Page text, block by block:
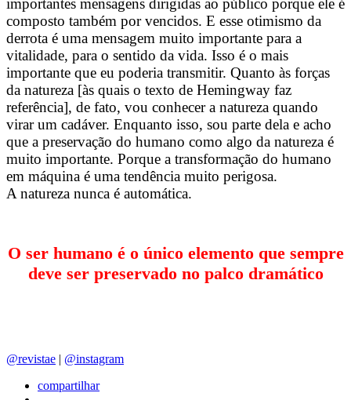
composto também por vencidos. E esse otimismo da
derrota é uma mensagem muito importante para a
vitalidade, para o sentido da vida. Isso é o mais
importante que eu poderia transmitir. Quanto às forças
da natureza [às quais o texto de Hemingway faz
referência], de fato, vou conhecer a natureza quando
virar um cadáver. Enquanto isso, sou parte dela e acho
que a preservação do humano como algo da natureza é
muito importante. Porque a transformação do humano
em máquina é uma tendência muito perigosa.
A natureza nunca é automática.
O ser humano é o único elemento que sempre
deve ser preservado no palco dramático
@revistae | @instagram
compartilhar